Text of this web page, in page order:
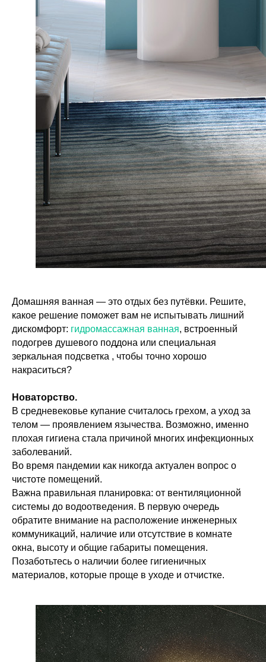
Домашняя ванная — это отдых без путёвки. Решите,
какое решение поможет вам не испытывать лишний
дискомфорт: гидромассажная ванная, встроенный
подогрев душевого поддона или специальная
зеркальная подсветка , чтобы точно хорошо
накраситься?
Новаторство.
В средневековье купание считалось грехом, а уход за
телом — проявлением язычества. Возможно, именно
плохая гигиена стала причиной многих инфекционных
заболеваний.
Во время пандемии как никогда актуален вопрос о
чистоте помещений.
Важна правильная планировка: от вентиляционной
системы до водоотведения. В первую очередь
обратите внимание на расположение инженерных
коммуникаций, наличие или отсутствие в комнате
окна, высоту и общие габариты помещения.
Позаботьтесь о наличии более гигиеничных
материалов, которые проще в уходе и отчистке.